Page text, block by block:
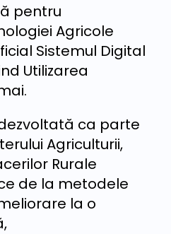
pentru
Agricole
Sistemul Digital
Utilizarea
ca parte
Agriculturii,
Rurale
de la metodele
la o